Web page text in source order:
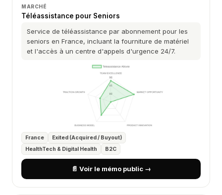
MARCHÉ
Téléassistance pour Seniors
Service de téléassistance par abonnement pour les
seniors en France, incluant la fourniture de matériel
et l'accès à un centre d'appels d'urgence 24/7.
France
Exited (Acquired / Buyout)
HealthTech & Digital Health
B2C
📄 Voir le mémo public →